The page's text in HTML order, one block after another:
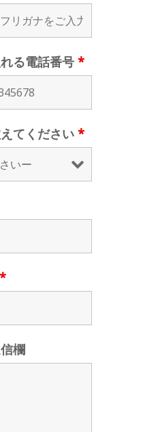
る電話番号 *
てください *
*
欄